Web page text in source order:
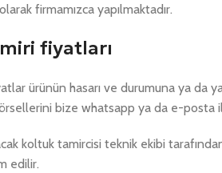
firmamızca yapılmaktadır.
fiyatları
ürünün hasarı ve durumuna ya da
bize whatsapp ya da e-
koltuk tamircisi teknik ekibi
edilir.